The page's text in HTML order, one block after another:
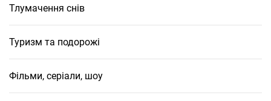
Тлумачення снів
Туризм та подорожі
Фільми, серіали, шоу